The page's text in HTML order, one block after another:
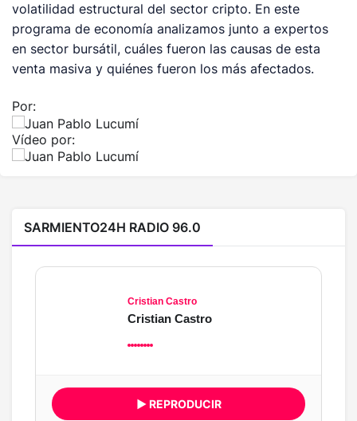
volatilidad estructural del sector cripto. En este
programa de economía analizamos junto a expertos
en sector bursátil, cuáles fueron las causas de esta
venta masiva y quiénes fueron los más afectados.
Por:
Vídeo por:
SARMIENTO24H RADIO 96.0
Cristian Castro
Cristian Castro
▶ REPRODUCIR